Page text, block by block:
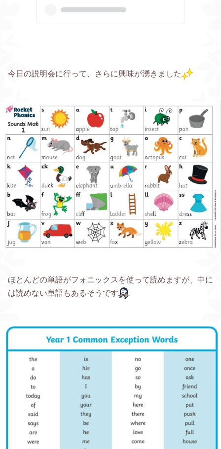
今日の説明会に行って、さらに興味が湧きました
ほとんどの単語がフォニックスを使って読めますが、中に
は読めない単語もあるそうです